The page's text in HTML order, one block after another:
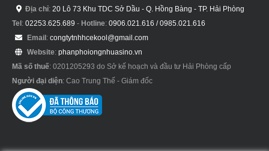
Địa chỉ: 20 Lô 73 Khu TDC Sở Dầu - Q. Hồng Bàng - TP. Hải Phòng
Tel : 02253.625.689 - Hotline: 0906.021.616 / 0985.021.616
Email : congtytnhhcekool@gmail.com
Website: phanphoiongnhuasino.vn
Mã số thuế: 0201205293 do Sở kế hoạch và đầu tư Hải Phòng cấp
Người đại diện: Cao Trung Thế - Giám đốc